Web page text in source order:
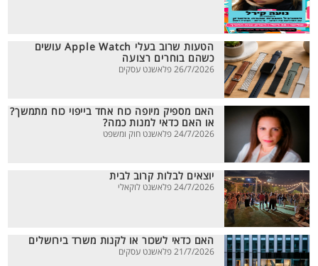
הטעות שרוב בעלי Apple Watch עושים
כשהם בוחרים רצועה
26/7/2026 פלאשנט עסקים
האם מספיק מיופה כוח אחד בייפוי כוח מתמשך?
או האם כדאי למנות כמה?
24/7/2026 פלאשנט חוק ומשפט
יוצאים לבלות קרוב לבית
24/7/2026 פלאשנט לוקאלי
האם כדאי לשכור או לקנות משרד בירושלים
21/7/2026 פלאשנט עסקים